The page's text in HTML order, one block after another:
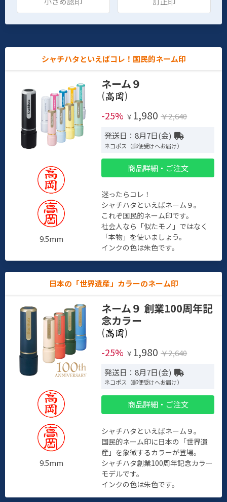
シャチハタといえばコレ！国民的ネーム印
9.5mm
ネーム９
(
)
-25% ￥ 1,980 ￥2,640
発送日：8月7日(金)
ネコポス（郵便受けへお届け）
商品詳細・ご注文
迷ったらコレ！
シャチハタといえばネーム９。
これぞ国民的ネーム印です。
社会人なら「似たモノ」ではなく
「本物」を使いましょう。
インクの色は朱色です。
日本の「世界遺産」カラーのネーム印
9.5mm
ネーム９ 創業100周年記
念カラー
(
)
-25% ￥ 1,980 ￥2,640
発送日：8月7日(金)
ネコポス（郵便受けへお届け）
商品詳細・ご注文
シャチハタといえばネーム９。
国民的ネーム印に日本の「世界遺
産」を象徴するカラーが登場。
シャチハタ創業100周年記念カラー
モデルです。
インクの色は朱色です。